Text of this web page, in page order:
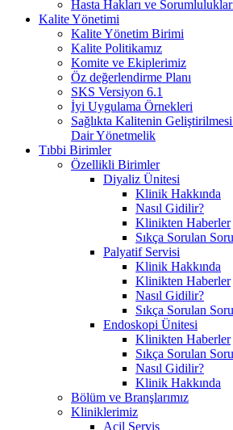
Hasta Hakları ve
Kalite Yönetimi
Kalite Yönetim Birimi
Kalite Politikamız
Komite ve Ekiplerimiz
Öz değerlendirme Planı
SKS Versiyon 6.1
İyi Uygulama Örnekleri
Sağlıkta Kalitenin
Dair Yönetmelik
Tıbbi Birimler
Özellikli Birimler
Diyaliz Ünitesi
Klinik Hakkında
Nasıl Gidilir?
Klinikten Haberler
Sıkça Sorulan
Palyatif Servisi
Klinik Hakkında
Klinikten Haberler
Nasıl Gidilir?
Sıkça Sorulan
Endoskopi Ünitesi
Klinikten Haberler
Sıkça Sorulan
Nasıl Gidilir?
Klinik Hakkında
Bölüm ve Branşlarımız
Kliniklerimiz
Acil Servis